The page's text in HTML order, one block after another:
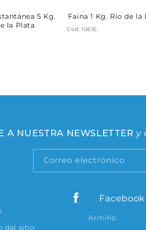
5 Kg.
la Plata
Faina 1 Kg. Río de la
Cod: 10616
del sitio
Facebook
Armiño
A NUESTRA NEWSLETTER y
Correo electrónico